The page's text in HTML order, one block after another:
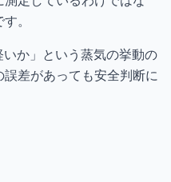
。
か」という蒸気の挙動の
差があっても安全判断に